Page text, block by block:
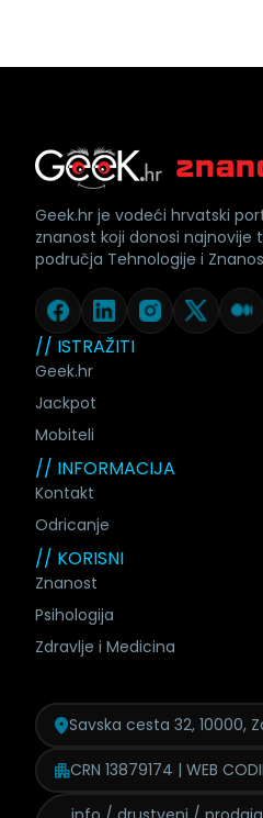
// ISTRAŽITI
Geek.hr
Jackpot
Mobiteli
// INFORMACIJA
Kontakt
Odricanje
// KORISNI
Znanost
Psihologija
Zdravlje i Medicina
Geek.hr je vodeći hrvatski
znanost koji donosi najnovije
područja Tehnologije i
Savska cesta 32, 10000,
CRN 13879174 | WEB